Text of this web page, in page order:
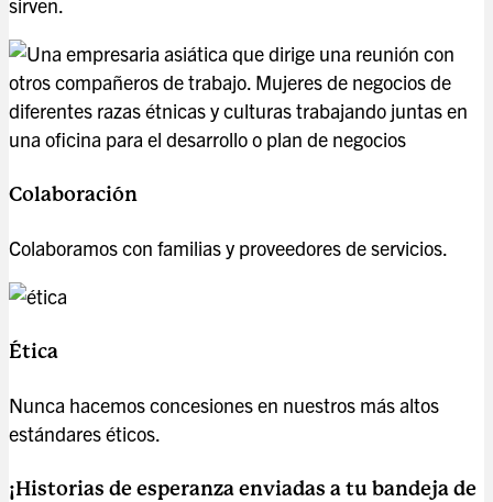
sirven.
Colaboración
Colaboramos con familias y proveedores de servicios.
Ética
Nunca hacemos concesiones en nuestros más altos
estándares éticos.
¡Historias de esperanza enviadas a tu bandeja de